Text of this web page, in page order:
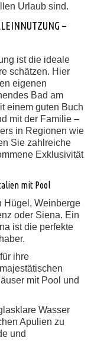
Urlaub sind.
–
ist die ideale
schätzen. Hier
eigenen
Bad am
einem guten Buch
mit der Familie –
in Regionen wie
Sie zahlreiche
Exklusivität
mit Pool
Hügel, Weinberge
oder Siena. Ein
ist die perfekte
ihre
mit Pool und
Wasser
Apulien zu
und